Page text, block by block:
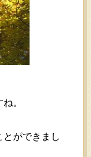
。
ができまし